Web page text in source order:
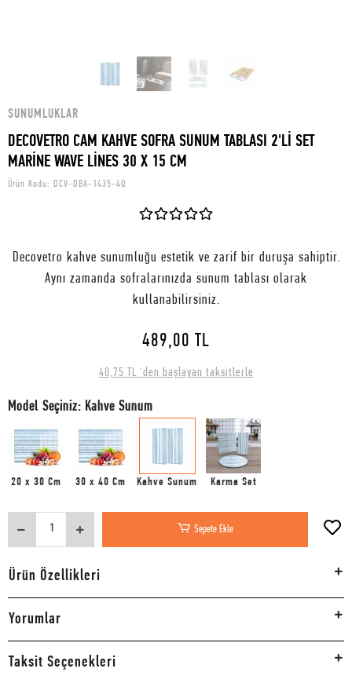
SUNUMLUKLAR
DECOVETRO CAM KAHVE SOFRA SUNUM TABLASI 2'Lİ SET
MARİNE WAVE LİNES 30 X 15 CM
Ürün Kodu: DCV-DBA-1435-4Q
Decovetro kahve sunumluğu estetik ve zarif bir duruşa sahiptir.
Aynı zamanda sofralarınızda sunum tablası olarak
kullanabilirsiniz.
489,00 TL
40,75 TL 'den başlayan taksitlerle
Model Seçiniz: Kahve Sunum
20 x 30 Cm 30 x 40 Cm Kahve Sunum Karma Set
Sepete Ekle
Ürün Özellikleri
Yorumlar
Taksit Seçenekleri